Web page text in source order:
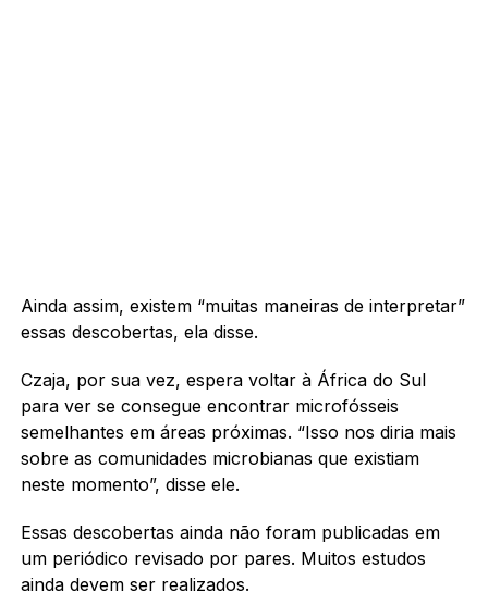
Ainda assim, existem “muitas maneiras de interpretar”
essas descobertas, ela disse.
Czaja, por sua vez, espera voltar à África do Sul
para ver se consegue encontrar microfósseis
semelhantes em áreas próximas. “Isso nos diria mais
sobre as comunidades microbianas que existiam
neste momento”, disse ele.
Essas descobertas ainda não foram publicadas em
um periódico revisado por pares. Muitos estudos
ainda devem ser realizados.